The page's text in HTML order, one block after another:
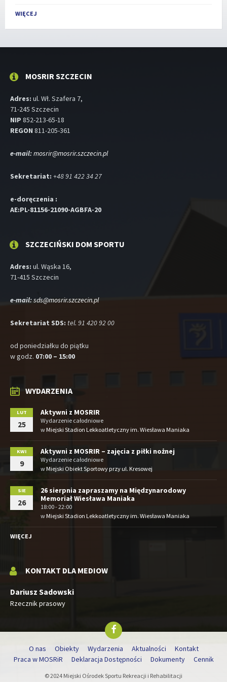
do
dni
WIĘCEJ
MOSRIR SZCZECIN
Adres: ul. Wł. Szafera 7,
71-245 Szczecin
NIP 852-213-65-18
REGON 811-205-361
e-mail:mosrir@mosrir.szczecin.pl
Sekretariat: +48 91 422 34 27
e-doręczenia :
AE:PL-81156-21090-AGBFA-20
SZCZECIŃSKI DOM SPORTU
Adres: ul. Wąska 16,
71-415 Szczecin
e-mail:sds@mosrir.szczecin.pl
Sekretariat SDS: tel. 91 420 92 00
od poniedziałku do piątku
w godz. 07:00 – 15:00
WYDARZENIA
LUT
25
Aktywni z MOSRIR
Wydarzenie całodniowe
wMiejski Stadion Lekkoatletyczny im. Wiesława Maniaka
KWI
9
Aktywni z MOSRIR – zajęcia z piłki nożnej
Wydarzenie całodniowe
wMiejski Obiekt Sportowy przy ul. Kresowej
SIE
26
26 sierpnia zapraszamy na Międzynarodowy
Memoriał Wiesława Maniaka
18:00 - 22:00
wMiejski Stadion Lekkoatletyczny im. Wiesława Maniaka
WIĘCEJ
KONTAKT DLA MEDIOW
Dariusz Sadowski
Rzecznik prasowy
O nas Obiekty Wydarzenia Aktualności
Kontakt
Praca w MOSRiR
Deklaracja Dostępności Dokumenty Cennik
© 2024 Miejski Ośrodek Sportu Rekreacji i Rehabilitacji